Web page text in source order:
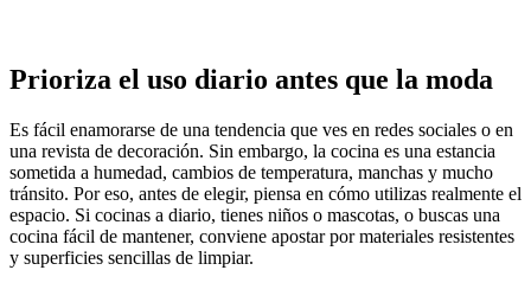
Prioriza el uso diario antes que la moda
Es fácil enamorarse de una tendencia que ves en redes sociales o en
una revista de decoración. Sin embargo, la cocina es una estancia
sometida a humedad, cambios de temperatura, manchas y mucho
tránsito. Por eso, antes de elegir, piensa en cómo utilizas realmente el
espacio. Si cocinas a diario, tienes niños o mascotas, o buscas una
cocina fácil de mantener, conviene apostar por materiales resistentes
y superficies sencillas de limpiar.